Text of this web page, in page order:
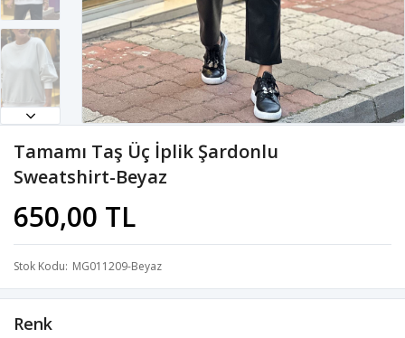
Tamamı Taş Üç İplik Şardonlu
Sweatshirt-Beyaz
650,00 TL
Stok Kodu MG011209-Beyaz
Renk